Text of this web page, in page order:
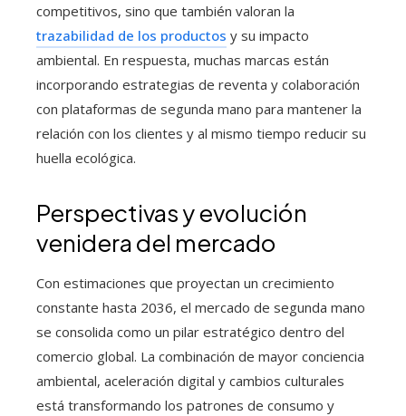
competitivos, sino que también valoran la
trazabilidad de los productos y su impacto
ambiental. En respuesta, muchas marcas están
incorporando estrategias de reventa y colaboración
con plataformas de segunda mano para mantener la
relación con los clientes y al mismo tiempo reducir su
huella ecológica.
Perspectivas y evolución
venidera del mercado
Con estimaciones que proyectan un crecimiento
constante hasta 2036, el mercado de segunda mano
se consolida como un pilar estratégico dentro del
comercio global. La combinación de mayor conciencia
ambiental, aceleración digital y cambios culturales
está transformando los patrones de consumo y